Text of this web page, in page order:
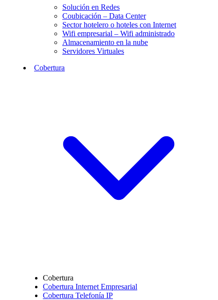
Solución en Redes
Coubicación – Data Center
Sector hotelero o hoteles con Internet
Wifi empresarial – Wifi administrado
Almacenamiento en la nube
Servidores Virtuales
Cobertura
Cobertura
Cobertura Internet Empresarial
Cobertura Telefonía IP